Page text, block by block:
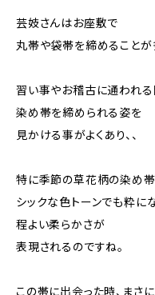
芸妓さんはお座敷で
丸帯や袋帯を締めることが
習い事やお稽古に通われる
染め帯を締められる姿を
見かける事がよくあり、、
特に季節の草花柄の染め
シックな色トーンでも粋に
程よい柔らかさが
表現されるのですね。
この帯に出会った時、まさに